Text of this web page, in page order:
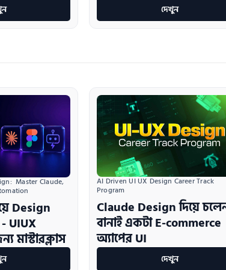
দেখুন
Master Claude,
Design
UIUX
মাস্টারক্লাস
AI Driven UI UX Design Career Track
Program
Claude Design দিয়ে
বানাই একটা E-commerce
অ্যাপের UI
দেখুন